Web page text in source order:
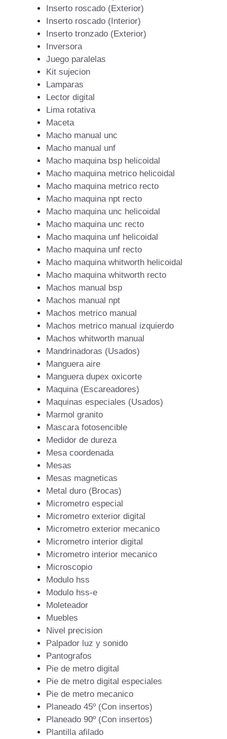
Inserto roscado (Exterior)
Inserto roscado (Interior)
Inserto tronzado (Exterior)
Inversora
Juego paralelas
Kit sujecion
Lamparas
Lector digital
Lima rotativa
Maceta
Macho manual unc
Macho manual unf
Macho maquina bsp helicoidal
Macho maquina metrico helicoidal
Macho maquina metrico recto
Macho maquina npt recto
Macho maquina unc helicoidal
Macho maquina unc recto
Macho maquina unf helicoidal
Macho maquina unf recto
Macho maquina whitworth helicoidal
Macho maquina whitworth recto
Machos manual bsp
Machos manual npt
Machos metrico manual
Machos metrico manual izquierdo
Machos whitworth manual
Mandrinadoras (Usados)
Manguera aire
Manguera dupex oxicorte
Maquina (Escareadores)
Maquinas especiales (Usados)
Marmol granito
Mascara fotosencible
Medidor de dureza
Mesa coordenada
Mesas
Mesas magneticas
Metal duro (Brocas)
Micrometro especial
Micrometro exterior digital
Micrometro exterior mecanico
Micrometro interior digital
Micrometro interior mecanico
Microscopio
Modulo hss
Modulo hss-e
Moleteador
Muebles
Nivel precision
Palpador luz y sonido
Pantografos
Pie de metro digital
Pie de metro digital especiales
Pie de metro mecanico
Planeado 45º (Con insertos)
Planeado 90º (Con insertos)
Plantilla afilado